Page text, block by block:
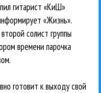
гитарист «КиШ»
«Жизнь».
солист группы
времени парочка
готовит к выходу свой